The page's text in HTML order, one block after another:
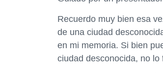
Recuerdo muy bien esa
de una ciudad
en mi memoria. Si bien
ciudad desconocida, no